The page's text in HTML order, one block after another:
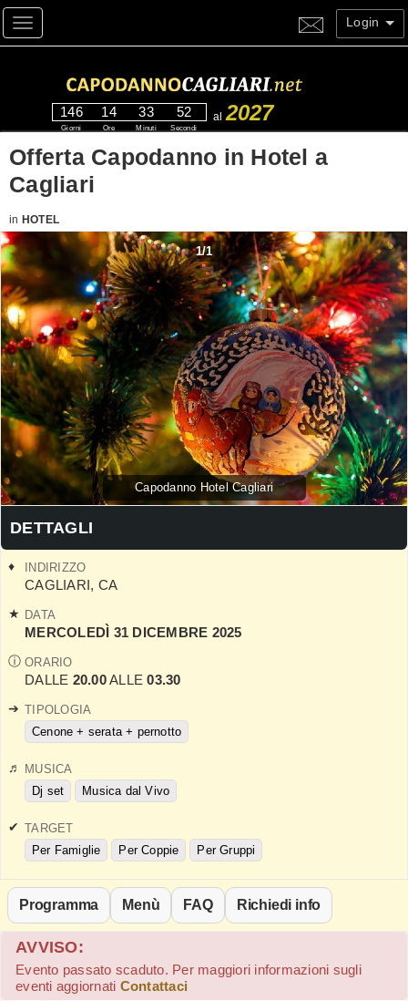
Toggle navigation Login
146
Giorni
14
Ore
33
Minuti
51
Secondi
al 2027
Offerta Capodanno in Hotel a
Cagliari
in HOTEL
1/1
Capodanno Hotel Cagliari
DETTAGLI
INDIRIZZO
CAGLIARI, CA
DATA
MERCOLEDÌ 31 DICEMBRE 2025
ORARIO
DALLE 20.00ALLE03.30
TIPOLOGIA
Cenone + serata + pernotto
MUSICA
Dj set
Musica dal Vivo
TARGET
Per Famiglie
Per Coppie Per Gruppi
Programma Menù FAQ Richiedi info
AVVISO:
Evento passato scaduto. Per maggiori informazioni sugli
eventi aggiornati Contattaci